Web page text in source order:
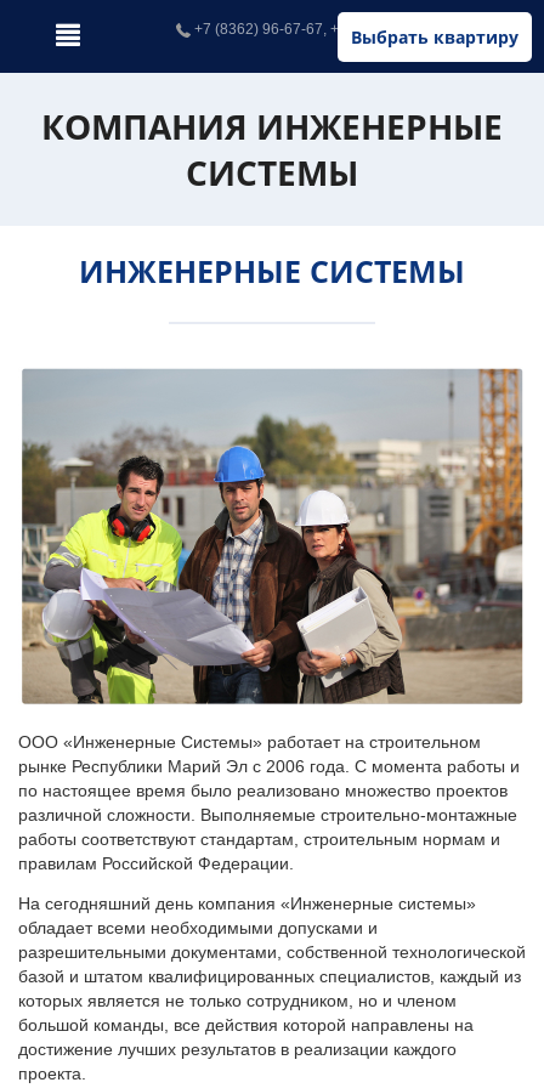
Выбрать квартиру
+7 (8362) 96-67-67, +7 (902) 326-67-67
КОМПАНИЯ ИНЖЕНЕРНЫЕ
СИСТЕМЫ
ИНЖЕНЕРНЫЕ СИСТЕМЫ
ООО «Инженерные Системы» работает на строительном
рынке Республики Марий Эл с 2006 года. С момента работы и
по настоящее время было реализовано множество проектов
различной сложности. Выполняемые строительно-монтажные
работы соответствуют стандартам, строительным нормам и
правилам Российской Федерации.
На сегодняшний день компания «Инженерные системы»
обладает всеми необходимыми допусками и
разрешительными документами, собственной технологической
базой и штатом квалифицированных специалистов, каждый из
которых является не только сотрудником, но и членом
большой команды, все действия которой направлены на
достижение лучших результатов в реализации каждого
проекта.